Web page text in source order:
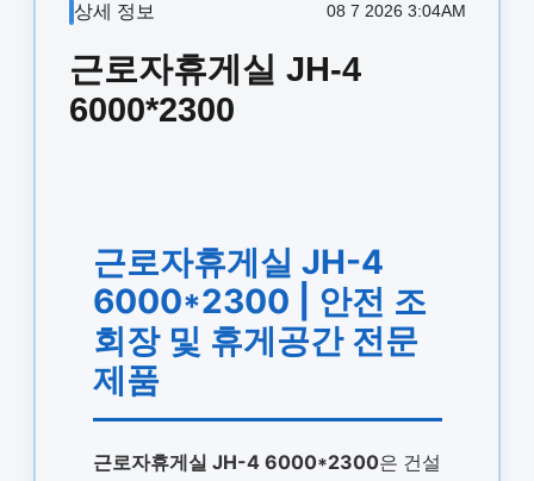
상세 정보 08 7 2026 3:04AM
근로자휴게실 JH-4
6000*2300
근로자휴게실 JH-4
6000*2300 | 안전 조
회장 및 휴게공간 전문
제품
근로자휴게실 JH-4 6000*2300은 건설